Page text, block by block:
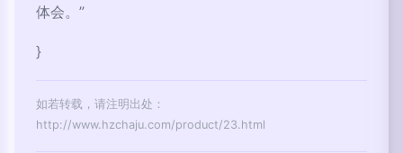
体会。”
}
如若转载，请注明出处：
http://www.hzchaju.com/product/23.html